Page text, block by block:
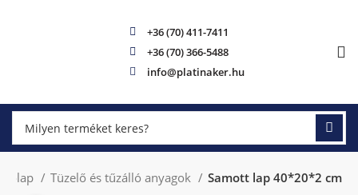
+36 (70) 411-7411
+36 (70) 366-5488
info@platinaker.hu
Tüzelő és tűzálló anyagok Samott lap 40*20*2 cm